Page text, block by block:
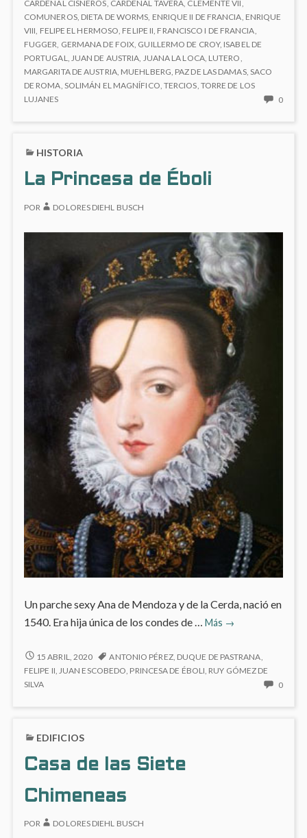
Alemania
y
I
España
(1500
–
DE
ALEMANIA
Y
I
DE
ESPAÑA
(1500
CARDENAL CISNEROS, CARDENAL TAVERA, CLEMENTE VII,
COMUNEROS, DIETA DE WORMS, ENRIQUE II DE FRANCIA, ENRIQUE
VIII, FELIPE EL HERMOSO, FELIPE II, FRANCISCO I DE FRANCIA,
FUGGER, GERMANA DE FOIX, GUILLERMO DE CROY, ISABEL DE
PORTUGAL, JUAN DE AUSTRIA, JUANA LA LOCA, LUTERO,
MARGARITA DE AUSTRIA, MUEHLBERG, PAZ DE LAS DAMAS, SACO
DE ROMA, SOLIMÁN EL MAGNÍFICO, TERCIOS, TORRE DE LOS
LUJANES
0NO
DE
HISTORIA
La Princesa de Éboli
POR DOLORES DIEHL BUSCH
Un parche sexy Ana de Mendoza y de la Cerda, nació en
1540. Era hija única de los condes de … Más
La
de
Éboli
→
LA
PRINCESA
DE
15 ABRIL, 2020 ANTONIO PÉREZ, DUQUE DE PASTRANA,
FELIPE II, JUAN ESCOBEDO, PRINCESA DE ÉBOLI, RUY GÓMEZ DE
SILVA
0NO
EDIFICIOS
Casa de las Siete
Chimeneas
POR DOLORES DIEHL BUSCH